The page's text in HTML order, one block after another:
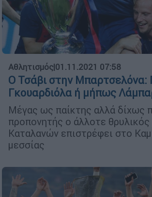
Αθλητισμός|01.11.2021 07:58
Ο Τσάβι στην Μπαρτσελόνα:
Γκουαρδιόλα ή μήπως
Μέγας ως παίκτης αλλά δίχως
προπονητής ο άλλοτε
Καταλανών επιστρέφει στο
μεσσίας